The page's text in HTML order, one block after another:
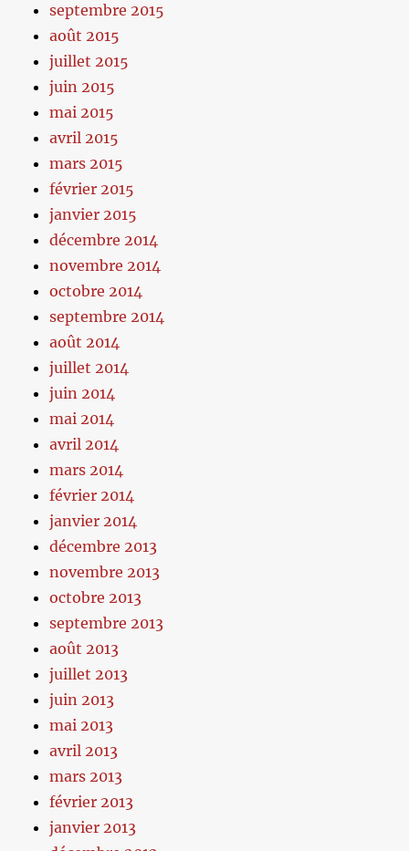
septembre 2015
août 2015
juillet 2015
juin 2015
mai 2015
avril 2015
mars 2015
février 2015
janvier 2015
décembre 2014
novembre 2014
octobre 2014
septembre 2014
août 2014
juillet 2014
juin 2014
mai 2014
avril 2014
mars 2014
février 2014
janvier 2014
décembre 2013
novembre 2013
octobre 2013
septembre 2013
août 2013
juillet 2013
juin 2013
mai 2013
avril 2013
mars 2013
février 2013
janvier 2013